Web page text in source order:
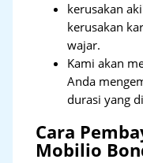
kerusakan
kerusakan
wajar.
Kami akan
Anda
durasi yang
Cara
Mobilio